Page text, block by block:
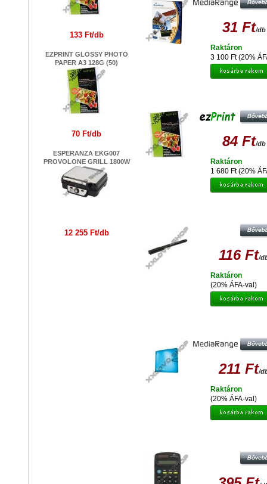
133 Ft/db
EZPRINT GLOSSY PHOTO
PAPER A3 128G (50)
70 Ft/db
ESPERANZA EKG007
PROVOLONE GRILL 1800W
12 255 Ft/db
31 Ft/db
3 100 Ft (20%
Raktáron
84 Ft/db
1 680 Ft (20%
Raktáron
116 Ft/
(20% ÁFA-val)
Raktáron
211 Ft/
(20% ÁFA-val)
Raktáron